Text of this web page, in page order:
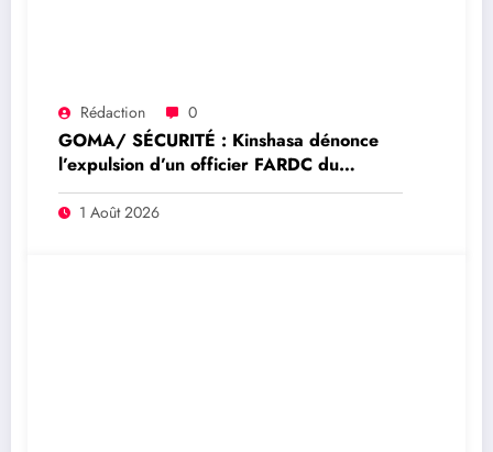
Rédaction 0
GOMA/ SÉCURITÉ : Kinshasa dénonce
l’expulsion d’un officier FARDC du
Mécanisme conjoint de vérification élargi
à Goma
1 Août 2026